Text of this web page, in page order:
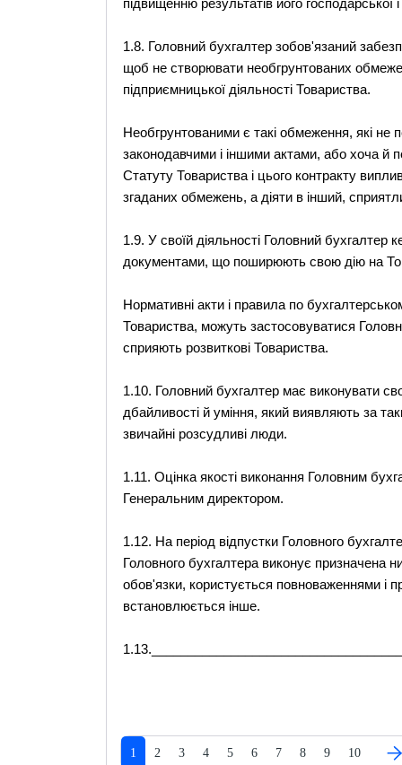
підвищенню результатів його господарської
1.8. Головний бухгалтер зобов'язаний
щоб не створювати необгрунтованих
підприємницької діяльності Товариства.
Необгрунтованими є такі обмеження, які не
законодавчими і іншими актами, або хоча й
Статуту Товариства і цього контракту
згаданих обмежень, а діяти в інший,
1.9. У своїй діяльності Головний
документами, що поширюють свою дію на
Нормативні акти і правила по
Товариства, можуть застосовуватися
сприяють розвиткові Товариства.
1.10. Головний бухгалтер має виконувати
дбайливості й уміння, який виявляють за
звичайні розсудливі люди.
1.11. Оцінка якості виконання Головним
Генеральним директором.
1.12. На період відпустки Головного
Головного бухгалтера виконує призначена
обов'язки, користується повноваженнями і
встановлюється інше.
1 2 3 4 5 6 7 8 9 10